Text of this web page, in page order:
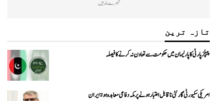
تبصرے بند ہیں.
تازہ ترین
پیپلزپارٹی کا پارلیمان میں حکومت سے تعاون نہ کرنے کا فیصلہ
امریکی سکیورٹی گارنٹی ناقابل اعتبار ہونے پر مکہ دفاعی معاہدہ ہوا: ایران